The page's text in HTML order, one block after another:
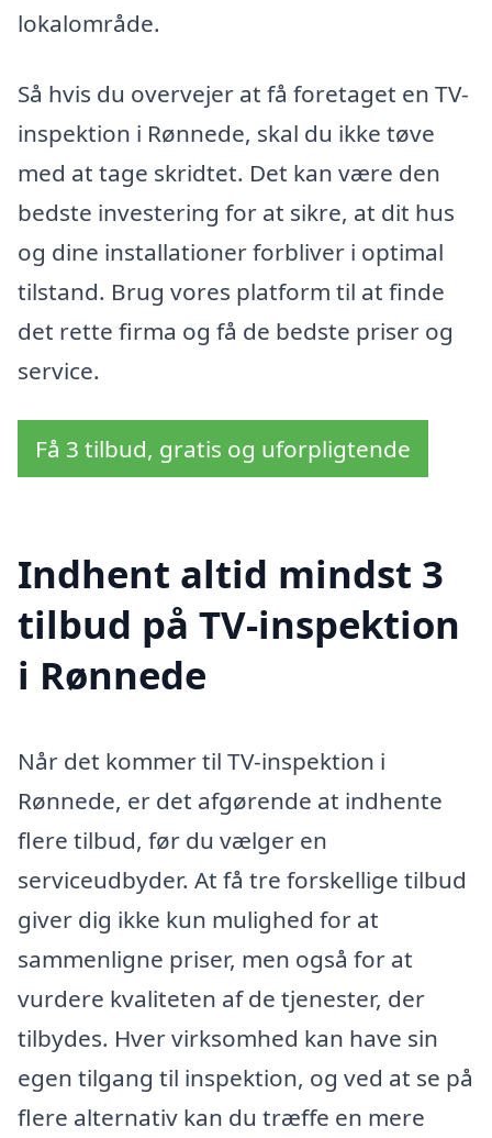
lokalområde.
Så hvis du overvejer at få foretaget en TV-
inspektion i Rønnede, skal du ikke tøve
med at tage skridtet. Det kan være den
bedste investering for at sikre, at dit hus
og dine installationer forbliver i optimal
tilstand. Brug vores platform til at finde
det rette firma og få de bedste priser og
service.
Få 3 tilbud, gratis og uforpligtende
Indhent altid mindst 3
tilbud på TV-inspektion
i Rønnede
Når det kommer til TV-inspektion i
Rønnede, er det afgørende at indhente
flere tilbud, før du vælger en
serviceudbyder. At få tre forskellige tilbud
giver dig ikke kun mulighed for at
sammenligne priser, men også for at
vurdere kvaliteten af de tjenester, der
tilbydes. Hver virksomhed kan have sin
egen tilgang til inspektion, og ved at se på
flere alternativ kan du træffe en mere